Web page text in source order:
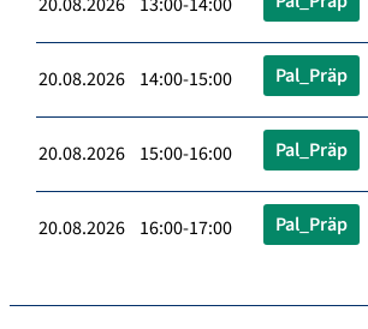
20.08.2026 14:00-15:00 Pal_Präp
20.08.2026 15:00-16:00 Pal_Präp
20.08.2026 16:00-17:00 Pal_Präp